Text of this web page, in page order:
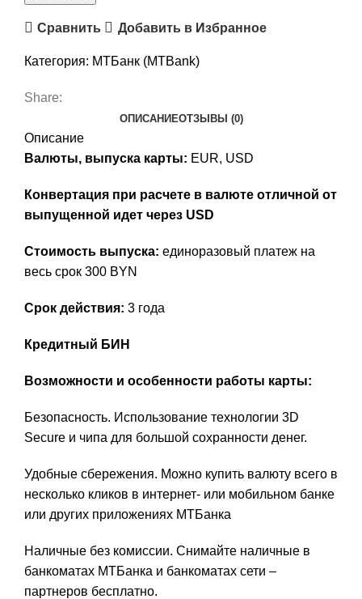
– Сравнить Добавить в Избранное
Категория: МТБанк (MTBank)
Share:
ОПИСАНИЕОТЗЫВЫ (0)
Описание
Валюты, выпуска карты: EUR, USD
Конвертация при расчете в валюте отличной от
выпущенной идет через USD
Стоимость выпуска: единоразовый платеж на
весь срок 300 BYN
Срок действия: 3 года
Кредитный БИН
Возможности и особенности работы карты:
Безопасность. Использование технологии 3D
Secure и чипа для большой сохранности денег.
Удобные сбережения. Можно купить валюту всего в
несколько кликов в интернет- или мобильном банке
или других приложениях МТБанка
Наличные без комиссии. Снимайте наличные в
банкоматах МТБанка и банкоматах сети –
партнеров бесплатно.